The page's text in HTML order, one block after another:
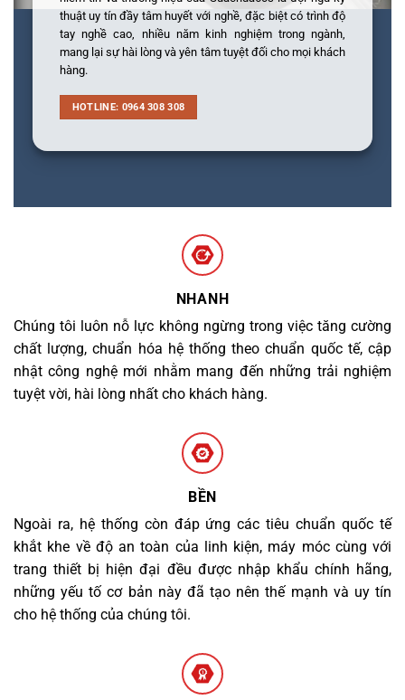
thuật uy tín đầy tâm huyết với nghề, đặc biệt có trình độ
tay nghề cao, nhiều năm kinh nghiệm trong ngành,
mang lại sự hài lòng và yên tâm tuyệt đối cho mọi khách
hàng.
HOTLINE: 0964 308 308
NHANH
Chúng tôi luôn nỗ lực không ngừng trong việc tăng cường
chất lượng, chuẩn hóa hệ thống theo chuẩn quốc tế, cập
nhật công nghệ mới nhằm mang đến những trải nghiệm
tuyệt vời, hài lòng nhất cho khách hàng.
BỀN
Ngoài ra, hệ thống còn đáp ứng các tiêu chuẩn quốc tế
khắt khe về độ an toàn của linh kiện, máy móc cùng với
trang thiết bị hiện đại đều được nhập khẩu chính hãng,
những yếu tố cơ bản này đã tạo nên thế mạnh và uy tín
cho hệ thống của chúng tôi.